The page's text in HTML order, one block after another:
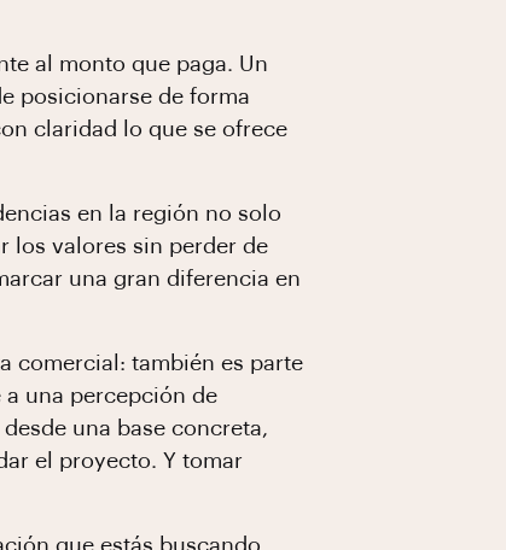
al monto que paga. Un
posicionarse de forma
claridad lo que se ofrece
en la región no solo
los valores sin perder de
una gran diferencia en
comercial: también es parte
una percepción de
una base concreta,
el proyecto. Y tomar
que estás buscando.